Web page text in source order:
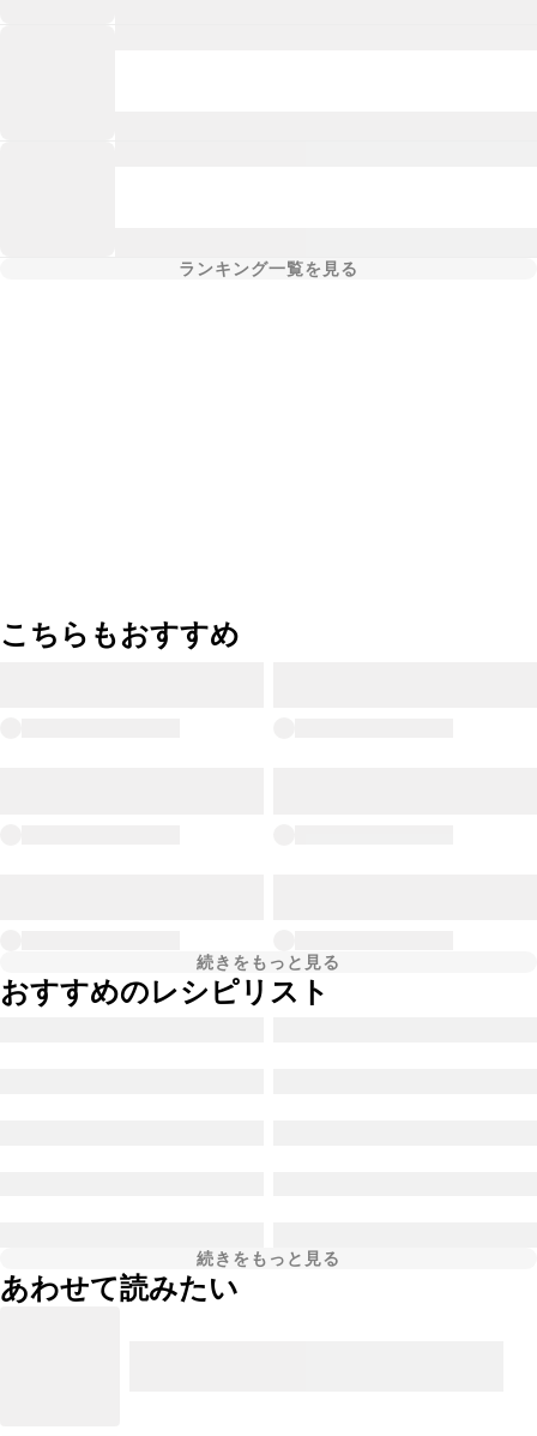
ランキング一覧を見る
こちらもおすすめ
続きをもっと見る
おすすめのレシピリスト
続きをもっと見る
あわせて読みたい